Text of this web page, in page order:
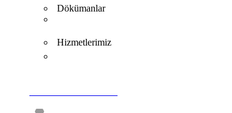
Dökümanlar
Hizmetlerimiz